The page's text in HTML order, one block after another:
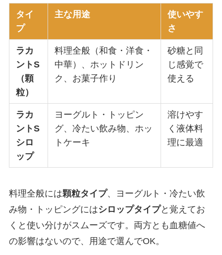
タイ
プ
主な用途
使いやす
さ
ラカ
ントS
（顆
粒）
料理全般（和食・洋食・
中華）、ホットドリン
ク、お菓子作り
砂糖と同
じ感覚で
使える
ラカ
ントS
シロ
ップ
ヨーグルト・トッピン
グ、冷たい飲み物、ホッ
トケーキ
溶けやす
く液体料
理に最適
料理全般には顆粒タイプ、ヨーグルト・冷たい飲
み物・トッピングにはシロップタイプと覚えてお
くと使い分けがスムーズです。両方とも血糖値へ
の影響はないので、用途で選んでOK。